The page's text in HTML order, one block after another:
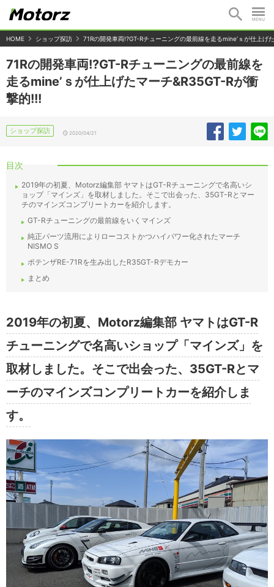
HOME ショップ探訪 71Rの開発車両!?GT-Rチューニングの最前線を走るmine’ｓが仕上げ
71Rの開発車両!?GT-Rチューニングの最前線を
走るmine’ｓが仕上げたマーチ&R35GT-Rが衝
撃的!!!
ショップ探訪 2020/04/21
目次
2019年の初夏、Motorz編集部 ヤマトはGT-Rチューニングで名高いシ
ョップ「マインズ」を取材しました。そこで出会った、35GT-Rとマー
チのマインズコンプリートカーを紹介します。
GT-Rチューニングの最前線をいくマインズ
純正パーツ流用によりローコストかつハイパワー化されたマーチ
NISMO S
ポテンザRE-71Rを生み出したR35GT-Rデモカー
まとめ
2019年の初夏、Motorz編集部 ヤマトはGT-R
チューニングで名高いショップ「マインズ」を
取材しました。そこで出会った、35GT-Rとマ
ーチのマインズコンプリートカーを紹介しま
す。